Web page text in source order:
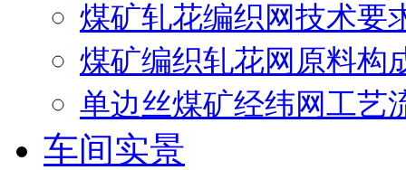
煤矿轧花编织网技术要
煤矿编织轧花网原料构
单边丝煤矿经纬网工艺
车间实景